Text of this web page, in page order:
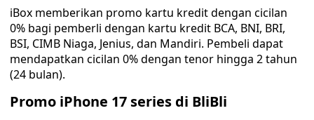
iBox memberikan promo kartu kredit dengan cicilan
0% bagi pemberli dengan kartu kredit BCA, BNI, BRI,
BSI, CIMB Niaga, Jenius, dan Mandiri. Pembeli dapat
mendapatkan cicilan 0% dengan tenor hingga 2 tahun
(24 bulan).
Promo iPhone 17 series di BliBli